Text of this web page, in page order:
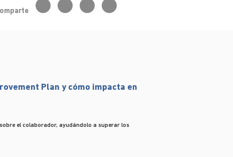
Plan y cómo impacta en
el colaborador, ayudándolo a superar los